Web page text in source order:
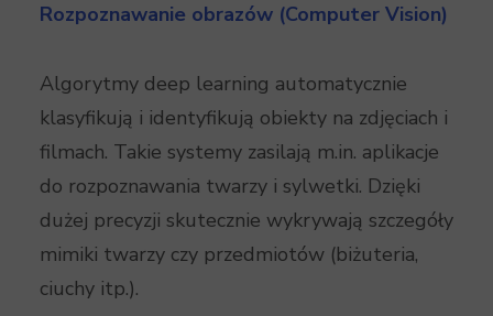
Rozpoznawanie obrazów (Computer Vision)
Algorytmy deep learning automatycznie
klasyfikują i identyfikują obiekty na zdjęciach i
filmach. Takie systemy zasilają m.in. aplikacje
do rozpoznawania twarzy i sylwetki. Dzięki
dużej precyzji skutecznie wykrywają szczegóły
mimiki twarzy czy przedmiotów (biżuteria,
ciuchy itp.).